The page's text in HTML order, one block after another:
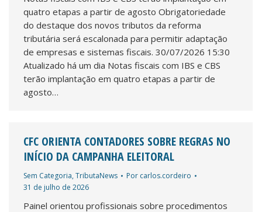
quatro etapas a partir de agosto Obrigatoriedade
do destaque dos novos tributos da reforma
tributária será escalonada para permitir adaptação
de empresas e sistemas fiscais. 30/07/2026 15:30
Atualizado há um dia Notas fiscais com IBS e CBS
terão implantação em quatro etapas a partir de
agosto…
CFC ORIENTA CONTADORES SOBRE REGRAS NO
INÍCIO DA CAMPANHA ELEITORAL
Sem Categoria,TributaNews Por carlos.cordeiro
31 de julho de 2026
Painel orientou profissionais sobre procedimentos